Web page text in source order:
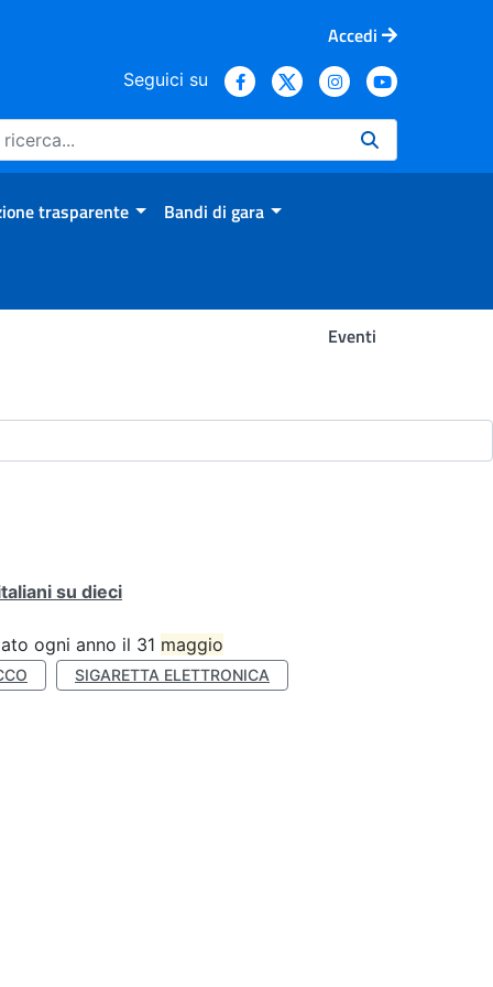
Accedi
Seguici su
trasparente Bandi di gara
Eventi
su dieci
ogni anno il 31 maggio
SIGARETTA ELETTRONICA